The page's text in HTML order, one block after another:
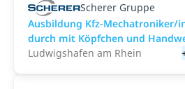
Scherer Gruppe
Ausbildung Kfz-Mechatroniker/
durch mit Köpfchen und
Ludwigshafen am Rhein